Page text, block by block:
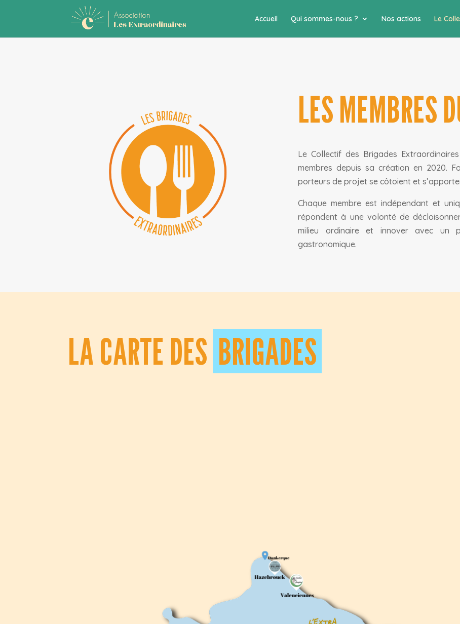
Accueil Qui sommes-nous ? Nos actions Le
LES MEMBRES
Le Collectif des Brigades
membres depuis sa création en 2020.
porteurs de projet se côtoient et
Chaque membre est indépendant et
répondent à une volonté de
milieu ordinaire et innover avec un
gastronomique.
LA CARTE DES BRIGADES